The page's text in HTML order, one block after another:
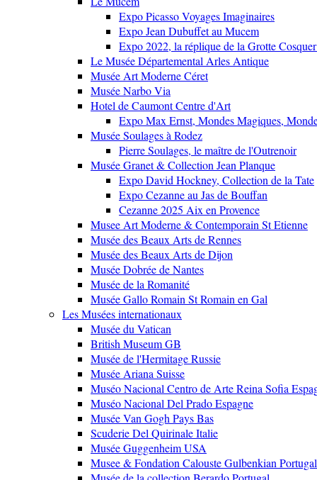
Expo Picasso Voyages Imaginaires
Expo Jean Dubuffet au Mucem
Expo 2022, la réplique de la Grotte
Le Musée Départemental Arles Antique
Musée Art Moderne Céret
Musée Narbo Via
Hotel de Caumont Centre d'Art
Expo Max Ernst, Mondes Magiques,
Musée Soulages à Rodez
Pierre Soulages, le maître de l'Outrenoir
Musée Granet & Collection Jean Planque
Expo David Hockney, Collection de la Tate
Expo Cezanne au Jas de Bouffan
Cezanne 2025 Aix en Provence
Musee Art Moderne & Contemporain St Etienne
Musée des Beaux Arts de Rennes
Musée des Beaux Arts de Dijon
Musée Dobrée de Nantes
Musée de la Romanité
Musée Gallo Romain St Romain en Gal
Les Musées internationaux
Musée du Vatican
British Museum GB
Musée de l'Hermitage Russie
Musée Ariana Suisse
Muséo Nacional Centro de Arte Reina Sofia
Muséo Nacional Del Prado Espagne
Musée Van Gogh Pays Bas
Scuderie Del Quirinale Italie
Musée Guggenheim USA
Musee & Fondation Calouste Gulbenkian Portugal